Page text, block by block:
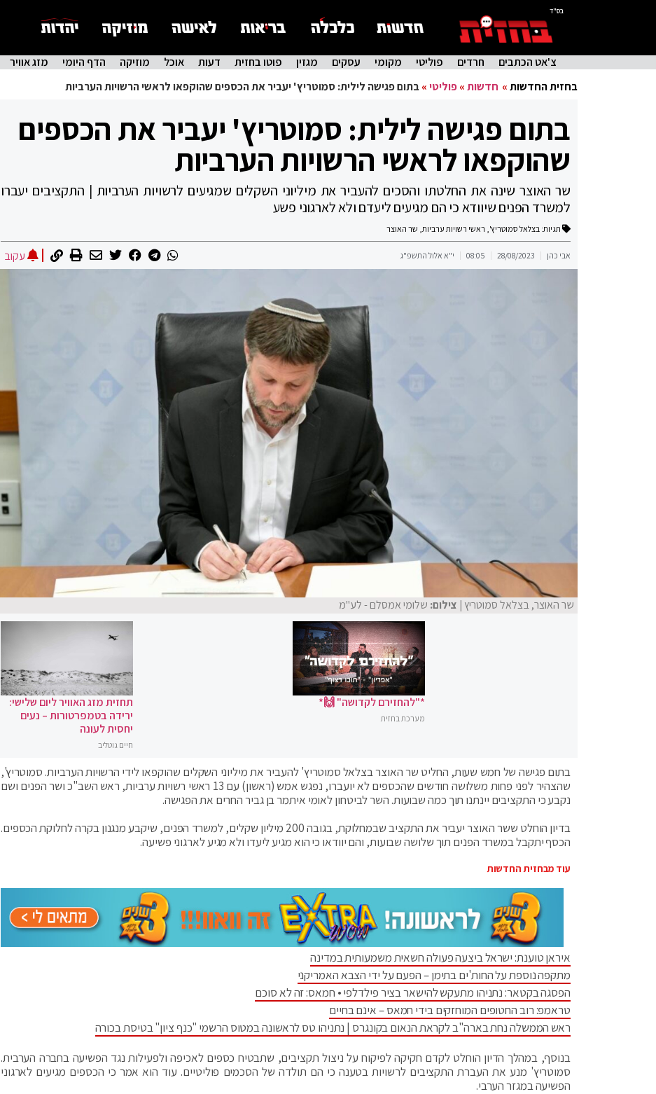
בס"ד
צ'אט הכתבים חרדים פוליטי מקומי עסקים מגזין פוטו בחזית דעות אוכל מוזיקה הדף היומי מזג אוויר
בחזית החדשות» חדשות»פוליטי»בתום פגישה לילית: סמוטריץ' יעביר את הכספים שהוקפאו לראשי הרשויות הערביות
בתום פגישה לילית: סמוטריץ' יעביר את הכספים
שהוקפאו לראשי הרשויות הערביות
שר האוצר שינה את החלטתו והסכים להעביר את מיליוני השקלים שמגיעים לרשויות הערביות | התקציבים יעברו
למשרד הפנים שיוודא כי הם מגיעים ליעדם ולא לארגוני פשע
תגיות: בצלאל סמוטריץ', ראשי רשויות ערביות, שר האוצר
אבי כהן 28/08/2023
08:05 י"א אלול התשפ"ג עקוב
שר האוצר, בצלאל סמוטריץ | צילום: שלומי אמסלם - לע"מ
*"להחזירם לקדושה" 🙌*
מערכת בחזית
תחזית מזג האוויר ליום שלישי:
ירידה בטמפרטורות – נעים
יחסית לעונה
חיים גוטליב
בתום פגישה של חמש שעות, החליט שר האוצר בצלאל סמוטריץ' להעביר את מיליוני השקלים שהוקפאו לידי הרשויות הערביות. סמוטריץ',
שהצהיר לפני פחות משלושה חודשים שהכספים לא יועברו, נפגש אמש (ראשון) עם 13 ראשי רשויות ערביות, ראש השב"כ ושר הפנים ושם
נקבע כי התקציבים יינתנו תוך כמה שבועות. השר לביטחון לאומי איתמר בן גביר החרים את הפגישה.
בדיון הוחלט ששר האוצר יעביר את התקציב שבמחלוקת, בגובה 200 מיליון שקלים, למשרד הפנים, שיקבע מנגנון בקרה לחלוקת הכספים.
הכסף יתקבל במשרד הפנים תוך שלושה שבועות, והם יוודאו כי הוא מגיע ליעדו ולא מגיע לארגוני פשיעה.
עוד מבחזית החדשות
איראן טוענת: ישראל ביצעה פעולה חשאית משמעותית במדינה
מתקפה נוספת על החות'ים בתימן – הפעם על ידי הצבא האמריקני
הפסגה בקטאר: נתניהו מתעקש להישאר בציר פילדלפי • חמאס: זה לא סוכם
טראמפ: רוב החטופים המוחזקים בידי חמאס – אינם בחיים
ראש הממשלה נחת בארה"ב לקראת הנאום בקונגרס | נתניהו טס לראשונה במטוס הרשמי "כנף ציון" בטיסת בכורה
בנוסף, במהלך הדיון הוחלט לקדם חקיקה לפיקוח על ניצול תקציבים, שתבטיח כספים לאכיפה ולפעילות נגד הפשיעה בחברה הערבית.
סמוטריץ' מנע את העברת התקציבים לרשויות בטענה כי הם תולדה של הסכמים פוליטיים. עוד הוא אמר כי הכספים מגיעים לארגוני
הפשיעה במגזר הערבי.